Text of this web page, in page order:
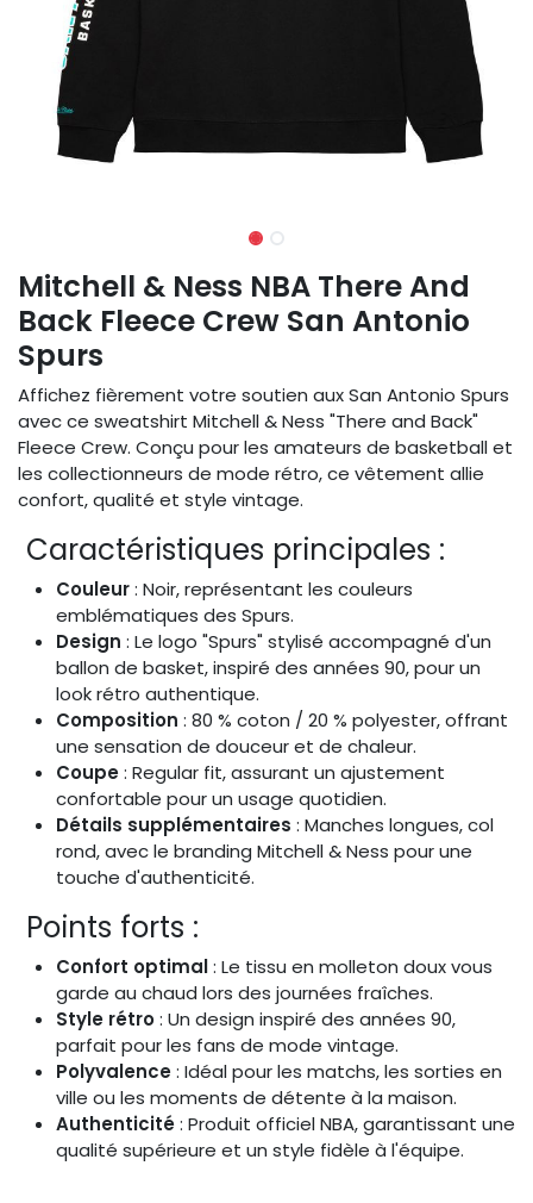
Mitchell & Ness NBA There And
Back Fleece Crew San Antonio
Spurs
Affichez fièrement votre soutien aux San Antonio Spurs
avec ce sweatshirt Mitchell & Ness "There and Back"
Fleece Crew. Conçu pour les amateurs de basketball et
les collectionneurs de mode rétro, ce vêtement allie
confort, qualité et style vintage.
Caractéristiques principales :
Couleur: Noir, représentant les couleurs
emblématiques des Spurs.
Design : Le logo "Spurs" stylisé accompagné d'un
ballon de basket, inspiré des années 90, pour un
look rétro authentique.
Composition : 80 % coton / 20 % polyester, offrant
une sensation de douceur et de chaleur.
Coupe: Regular fit, assurant un ajustement
confortable pour un usage quotidien.
Détails supplémentaires : Manches longues, col
rond, avec le branding Mitchell & Ness pour une
touche d'authenticité.
Points forts :
Confort optimal: Le tissu en molleton doux vous
garde au chaud lors des journées fraîches.
Style rétro: Un design inspiré des années 90,
parfait pour les fans de mode vintage.
Polyvalence: Idéal pour les matchs, les sorties en
ville ou les moments de détente à la maison.
Authenticité: Produit officiel NBA, garantissant une
qualité supérieure et un style fidèle à l'équipe.